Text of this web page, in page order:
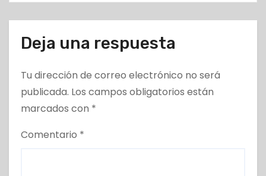
Deja una respuesta
Tu dirección de correo electrónico no será
publicada. Los campos obligatorios están
marcados con *
Comentario *